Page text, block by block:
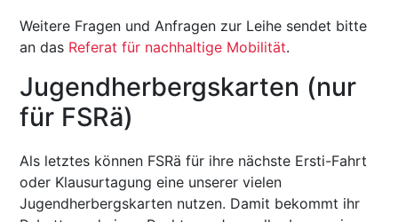
Weitere Fragen und Anfragen zur Leihe sendet bitte
an das Referat für nachhaltige Mobilität.
Jugendherbergskarten (nur
für FSRä)
Als letztes können FSRä für ihre nächste Ersti-Fahrt
oder Klausurtagung eine unserer vielen
Jugendherbergskarten nutzen. Damit bekommt ihr